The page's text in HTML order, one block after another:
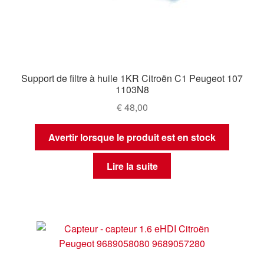
Support de filtre à huile 1KR Citroën C1 Peugeot 107
1103N8
€48,00
Avertir lorsque le produit est en stock
Lire la suite